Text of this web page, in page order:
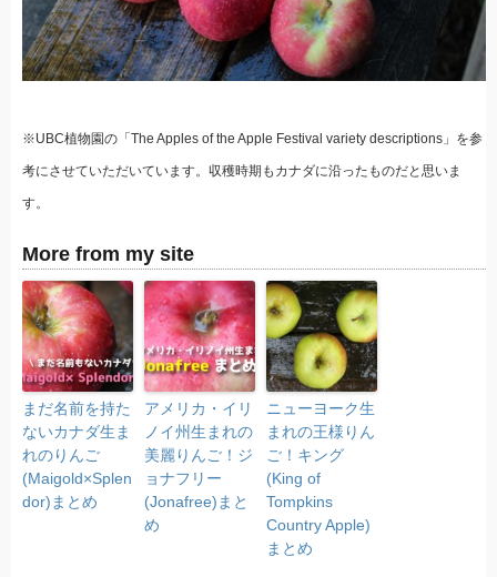
※UBC植物園の「The Apples of the Apple Festival variety descriptions」を参
考にさせていただいています。収穫時期もカナダに沿ったものだと思いま
す。
More from my site
まだ名前を持た
ないカナダ生ま
れのりんご
(Maigold×Splen
dor)まとめ
アメリカ・イリ
ノイ州生まれの
美麗りんご！ジ
ョナフリー
(Jonafree)まと
め
ニューヨーク生
まれの王様りん
ご！キング
(King of
Tompkins
Country Apple)
まとめ